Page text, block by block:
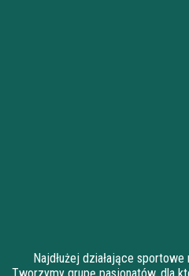
Najdłużej działające
Tworzymy grupę pasjonatów, dla